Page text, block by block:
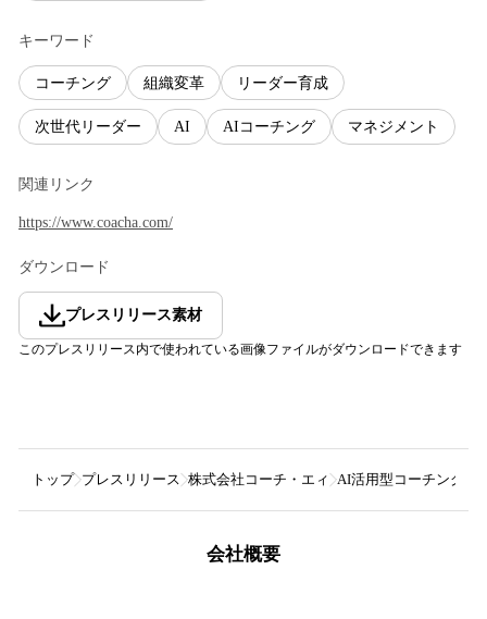
キーワード
コーチング 組織変革 リーダー育成
次世代リーダー AI AIコーチング マネジメント
関連リンク
https://www.coacha.com/
ダウンロード
プレスリリース素材
このプレスリリース内で使われている画像ファイルがダウンロードできます
トップ プレスリリース 株式会社コーチ・エィ AI活用型コーチング学
会社概要